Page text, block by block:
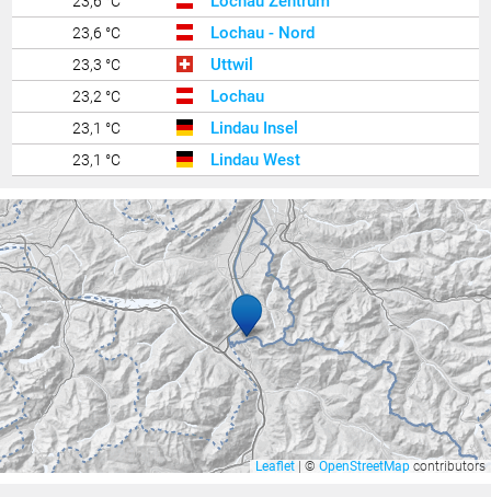
23,6 °C Lochau - Nord
23,3 °C Uttwil
23,2 °C Lochau
23,1 °C Lindau Insel
23,1 °C Lindau West
23,0 °C Schaffhausen
22,9 °C Lochau Süd Berg
22,8 °C Lustenau
22,8 °C Buchs / Aarau
22,6 °C Bregenz Mehrerau
22,6 °C Feldkirch Kapf
22,6 °C Zürich / Affoltern
22,5 °C Zürich Kloten
22,4 °C Kressbronn
Leaflet © OpenStreetMap contributors